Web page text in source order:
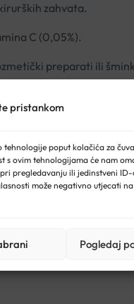
pristankom
tehnologije poput kolačića za
s ovim tehnologijama će nam
pregledavanju ili jedinstveni
može negativno utjecati
Pogledaj
zahvata.
C (0,05%).
preparati ili
i dosega djece.